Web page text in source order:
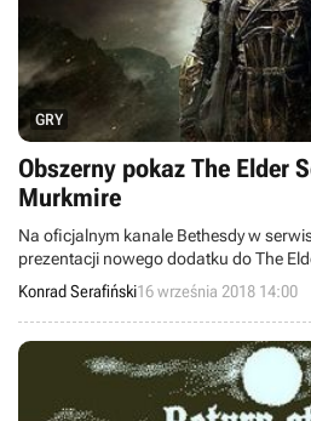
GRY
Obszerny pokaz The Elder
Murkmire
Na oficjalnym kanale Bethesdy w
prezentacji nowego dodatku do The
tytuł Murkmire i pozwoli odwiedzić
Argonian oraz ostatnie miejsce, w
Premiera już niedługo.
Konrad Serafiński16 września 2018 14:00